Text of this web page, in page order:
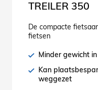
TREILER 350
De compacte
fietsen
Minder gewicht
Kan
weggezet